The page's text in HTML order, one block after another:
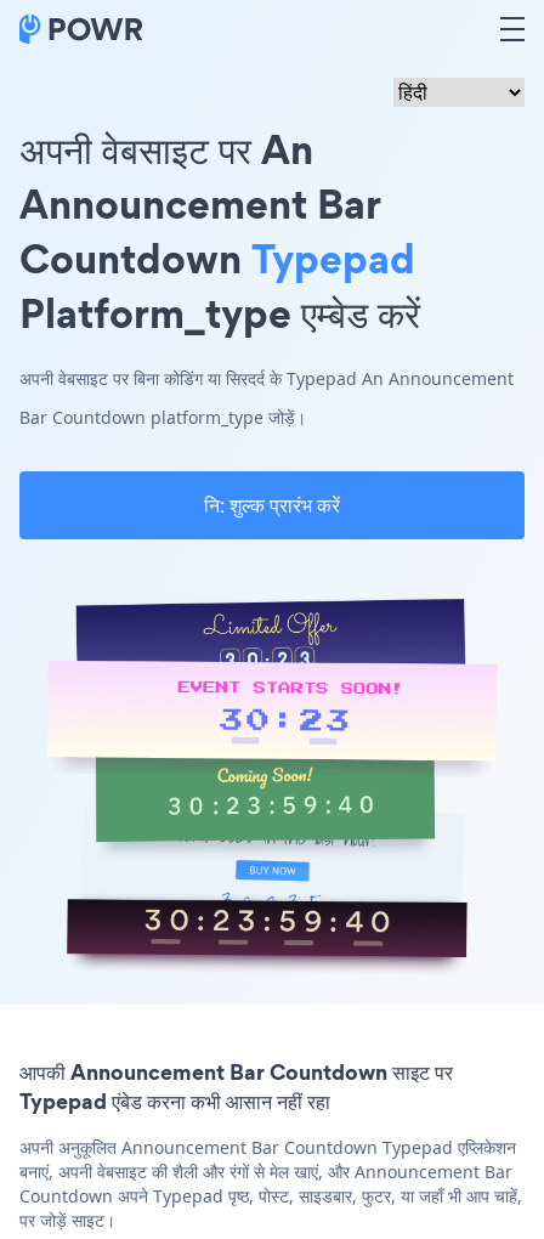
अपनी वेबसाइट पर An
Announcement Bar
CountdownTypepad
Platform_type एम्बेड करें
अपनी वेबसाइट पर बिना कोडिंग या सिरदर्द के Typepad An Announcement
Bar Countdown platform_type जोड़ें।
नि: शुल्क प्रारंभ करें
आपकी Announcement Bar Countdown साइट पर
Typepad एंबेड करना कभी आसान नहीं रहा
अपनी अनुकूलित Announcement Bar Countdown Typepad एप्लिकेशन
बनाएं, अपनी वेबसाइट की शैली और रंगों से मेल खाएं, और Announcement Bar
Countdown अपने Typepad पृष्ठ, पोस्ट, साइडबार, फुटर, या जहाँ भी आप चाहें,
पर जोड़ें साइट।